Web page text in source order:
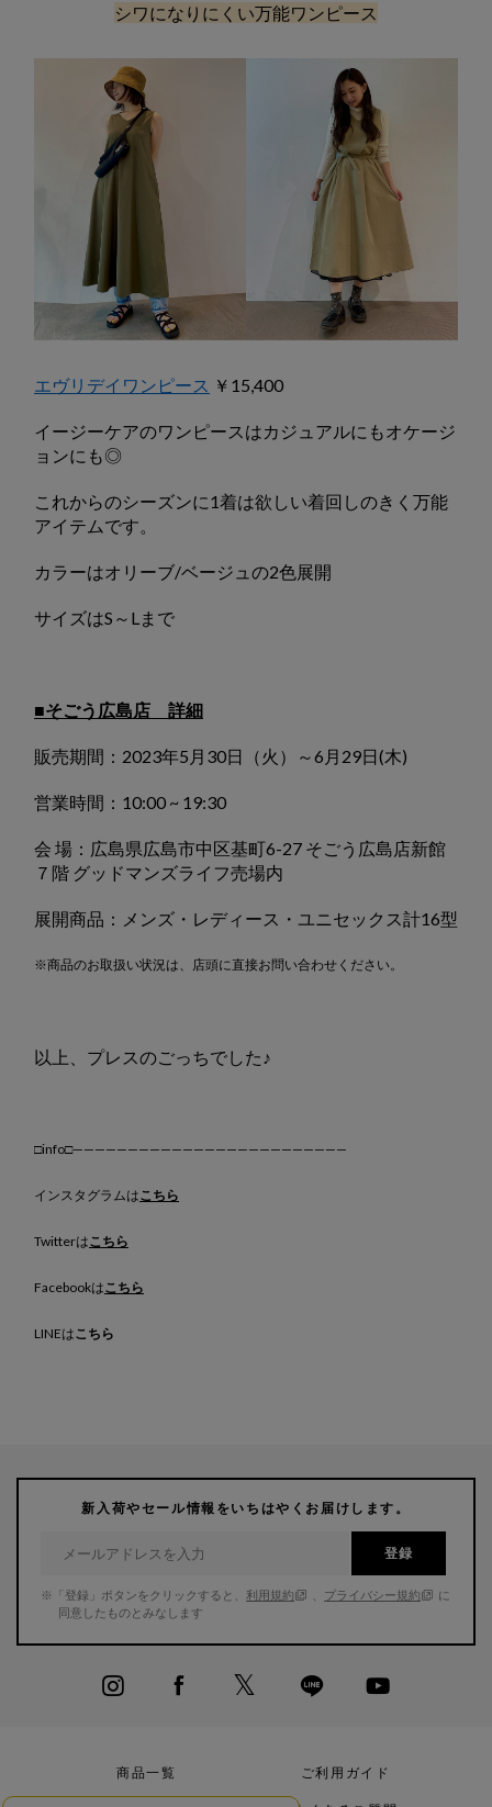
シワになりにくい万能ワンピース
エヴリデイワンピース ￥15,400
イージーケアのワンピースはカジュアルにもオケージ
ョンにも◎
これからのシーズンに1着は欲しい着回しのきく万能
アイテムです。
カラーはオリーブ/ベージュの2色展開
サイズはS～Lまで
■そごう広島店 詳細
販売期間：2023年5月30日（火）～6月29日(木)
営業時間：10:00 ~ 19:30
会 場：広島県広島市中区基町6-27 そごう広島店新館
７階 グッドマンズライフ売場内
展開商品：メンズ・レディース・ユニセックス計16型
※商品のお取扱い状況は、店頭に直接お問い合わせください。
以上、プレスのごっちでした♪
□info□—————————————————————————
インスタグラムはこちら
Twitterはこちら
Facebookはこちら
LINEはこちら
新入荷やセール情報をいちはやくお届けします。
登録
※「登録」ボタンをクリックすると、 利用規約 プライバシー規約
に
同意したものとみなします
商品一覧 ご利用ガイド